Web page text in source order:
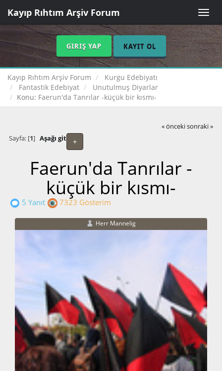
Toggle
Kayıp Rıhtım Arşiv Forum
GIRIŞ YAP KAYIT OL
Kayıp Rıhtım Arşiv Forum
Kurgu Edebiyatı
Fantastik Edebiyat
Unutulmuş Diyarlar
Konu: Faerun'da Tanrılar -küçük bir kısmı-
« önceki sonraki »
+
Sayfa: [1] Aşağı git
Faerun'da Tanrılar -
küçük bir kısmı-
5 Yanıt 7323 Gösterim
Herr Mannelig